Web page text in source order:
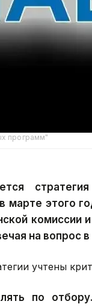
программ"
этого
комиссии
на вопрос
учтены
по